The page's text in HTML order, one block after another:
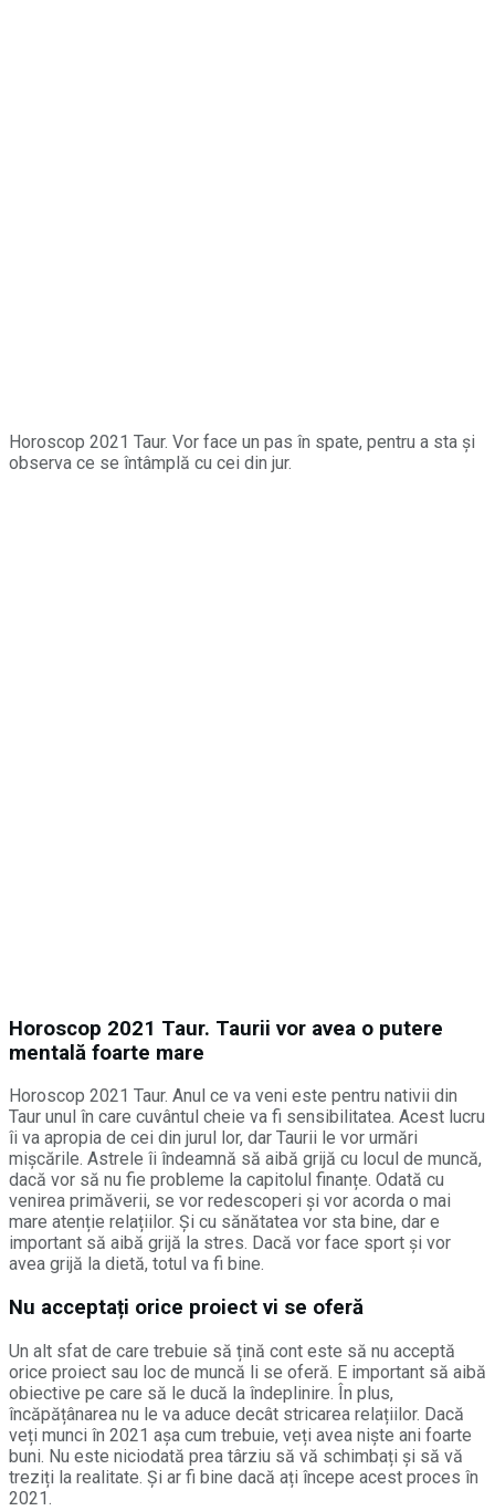
Horoscop 2021 Taur. Vor face un pas în spate, pentru a sta și
observa ce se întâmplă cu cei din jur.
Horoscop 2021 Taur. Taurii vor avea o putere
mentală foarte mare
Horoscop 2021 Taur. Anul ce va veni este pentru nativii din
Taur unul în care cuvântul cheie va fi sensibilitatea. Acest lucru
îi va apropia de cei din jurul lor, dar Taurii le vor urmări
mișcările. Astrele îi îndeamnă să aibă grijă cu locul de muncă,
dacă vor să nu fie probleme la capitolul finanțe. Odată cu
venirea primăverii, se vor redescoperi și vor acorda o mai
mare atenție relațiilor. Și cu sănătatea vor sta bine, dar e
important să aibă grijă la stres. Dacă vor face sport și vor
avea grijă la dietă, totul va fi bine.
Nu acceptați orice proiect vi se oferă
Un alt sfat de care trebuie să țină cont este să nu acceptă
orice proiect sau loc de muncă li se oferă. E important să aibă
obiective pe care să le ducă la îndeplinire. În plus,
încăpățânarea nu le va aduce decât stricarea relațiilor. Dacă
veți munci în 2021 așa cum trebuie, veți avea niște ani foarte
buni. Nu este niciodată prea târziu să vă schimbați și să vă
treziți la realitate. Și ar fi bine dacă ați începe acest proces în
2021.